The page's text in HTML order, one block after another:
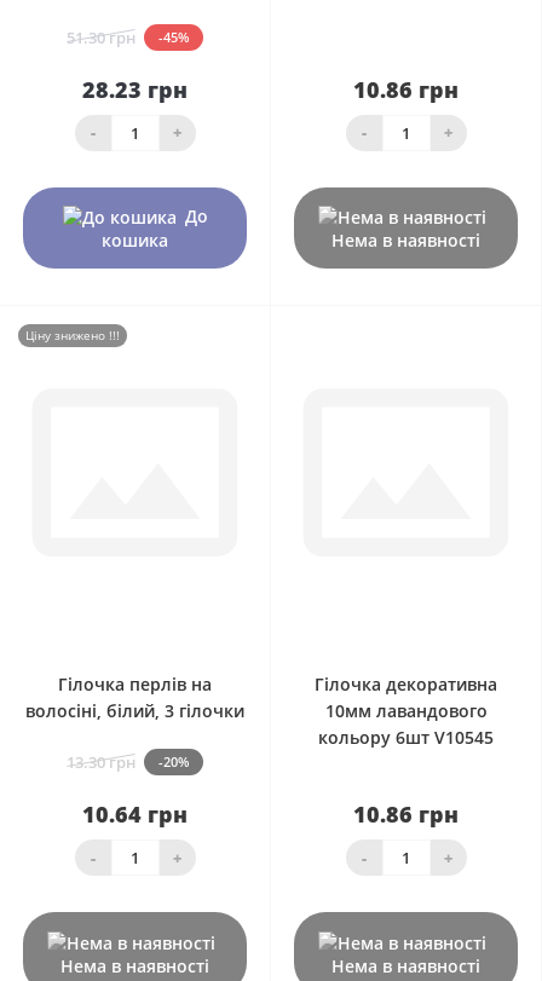
51.30 грн -45%
28.23 грн
- +
До
кошика
10.86 грн
- +
Нема в наявності
Ціну знижено !!!
Гілочка перлів на
волосіні, білий, 3 гілочки
13.30 грн -20%
10.64 грн
- +
Нема в наявності
Гілочка декоративна
10мм лавандового
кольору 6шт V10545
10.86 грн
- +
Нема в наявності